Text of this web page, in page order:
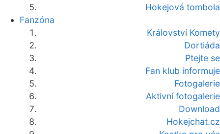
Hokejová tombola
Fanzóna
Království Komety
Dortiáda
Ptejte se
Fan klub informuje
Fotogalerie
Aktivní fotogalerie
Download
Hokejchat.cz